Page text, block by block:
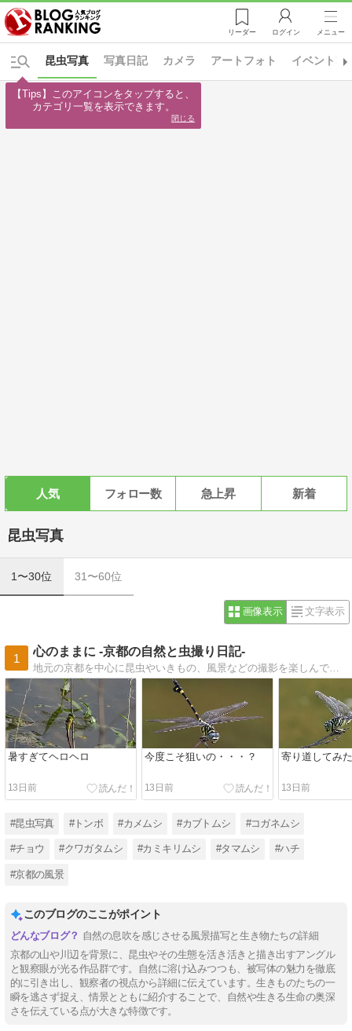
リーダー ログイン メニュー
写真日記 カメラ アートフォト イベント写
昆虫写真
人気 フォロー数 急上昇 新着
昆虫写真
1〜30位 31〜60位
画像表示 文字表示
1
心のままに -京都の自然と虫撮り日記-
地元の京都を中心に昆虫やいきもの、風景などの撮影を楽しんでいます。
暑すぎてヘロヘロ
13日前
今度こそ狙いの・・・？
13日前
寄り道してみた
13日前
#昆虫写真 #トンボ #カメムシ #カブトムシ #コガネムシ
#チョウ #クワガタムシ #カミキリムシ #タマムシ #ハチ
#京都の風景
このブログのここがポイント
自然の息吹を感じさせる風景描写と生き物たちの詳細
京都の山や川辺を背景に、昆虫やその生態を活き活きと描き出すアングル
と観察眼が光る作品群です。自然に溶け込みつつも、被写体の魅力を徹底
的に引き出し、観察者の視点から詳細に伝えています。生きものたちの一
瞬を逃さず捉え、情景とともに紹介することで、自然や生きる生命の奥深
さを伝えている点が大きな特徴です。
【Tips】このアイコンをタップすると、
カテゴリ一覧を表示できます。
閉じる